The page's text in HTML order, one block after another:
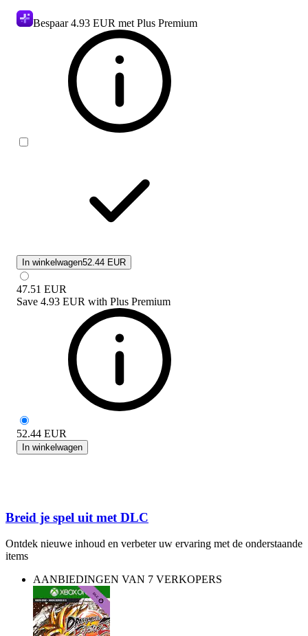
Bespaar4.93 EUR met Plus Premium
In winkelwagen52.44 EUR
47.51 EUR
Save 4.93 EUR with Plus Premium
52.44 EUR
In winkelwagen
Breid je spel uit met DLC
Ontdek nieuwe inhoud en verbeter uw ervaring met de onderstaande
items
AANBIEDINGEN VAN 7 VERKOPERS